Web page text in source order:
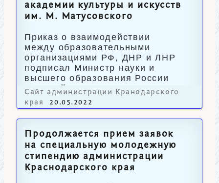
академии культуры и искусств
им. М. Матусовского
Приказ о взаимодействии
между образовательными
организациями РФ, ДНР и ЛНР
подписал Министр науки и
высшего образования России
Валерий Фальков.
Сайт администрации Кранодарского
края
20.05.2022
Продолжается прием заявок
на специальную молодежную
стипендию администрации
Краснодарского края